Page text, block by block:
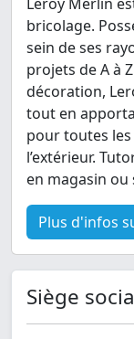
bricolage.
sein de ses
projets de A à
décoration,
tout en
pour toutes les
l’extérieur.
en magasin
Plus d'infos
Siège